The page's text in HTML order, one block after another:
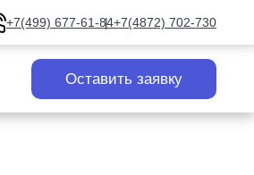
+7(499) 677-61-84+7(4872) 702-730
Оставить заявку